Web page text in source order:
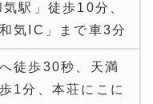
駅」徒歩10分、
気IC」まで車3分
徒歩30秒、天満
1分、本荘にこに